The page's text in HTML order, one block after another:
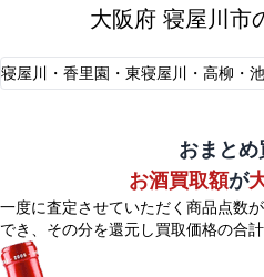
大阪府 寝屋川市
寝屋川・香里園・東寝屋川・高柳・
おまとめ
お酒買取額が
一度に査定させていただく商品点数
でき、 その分を還元し買取価格の合